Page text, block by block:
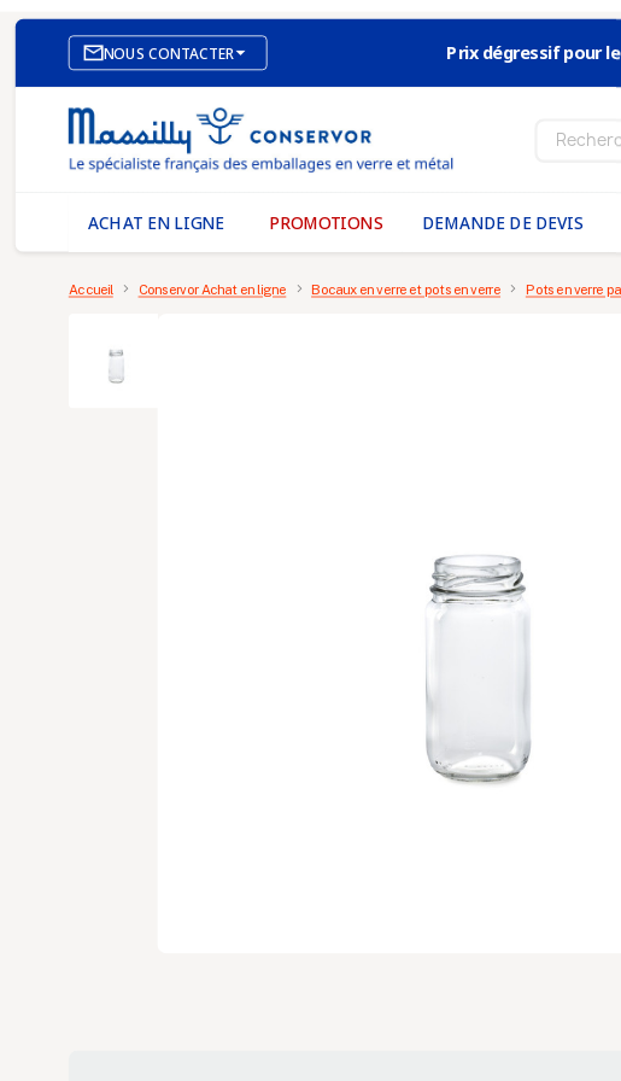
NOUS CONTACTER
SITE E-COMMERCE
NOS AGENCES
MASSILLY CONSERVOR
Prix dégressif pour
ACHAT EN LIGNE PROMOTIONS DEMANDE DE DEVIS
Accueil Conservor Achat en ligne Bocaux en verre et pots en verre Pots en verre